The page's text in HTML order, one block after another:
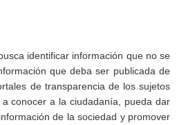
identificar información que no se
que deba ser publicada de
de transparencia de los sujetos
conocer a la ciudadanía, pueda dar
de la sociedad y promover